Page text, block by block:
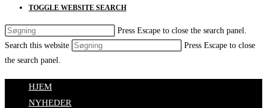
TOGGLE WEBSITE SEARCH
Press Escape to close the search panel.
Search this website
Press Escape to close
the search panel.
HJEM
NYHEDER